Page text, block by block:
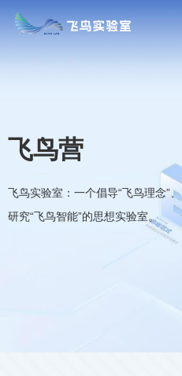
飞鸟营
飞鸟实验室：一个倡导“飞鸟理念”、
研究“飞鸟智能”的思想实验室。